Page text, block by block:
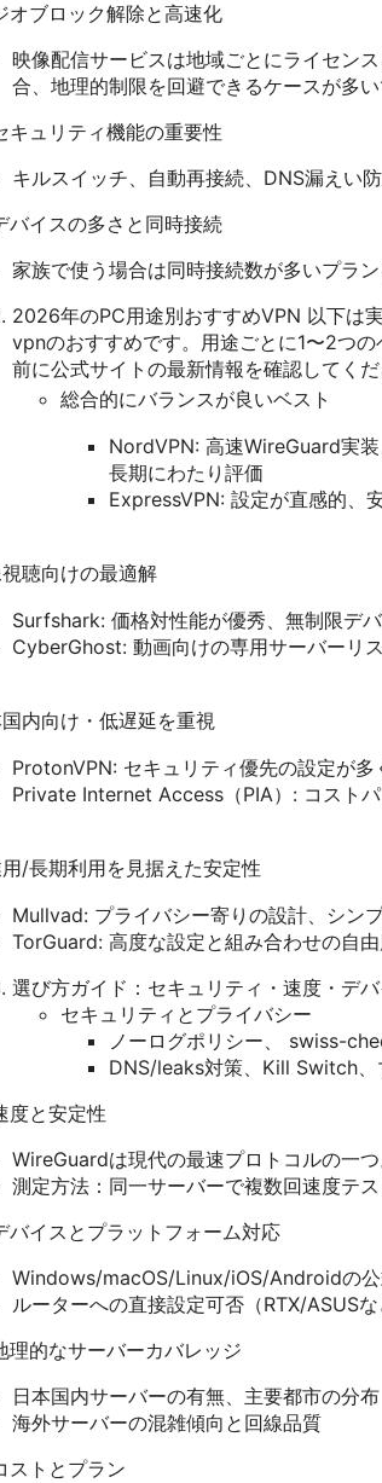
オブロック解除と高速化
映像配信サービスは地域ごとにライセン
合、地理的制限を回避できるケースが多
キュリティ機能の重要性
キルスイッチ、自動再接続、DNS漏えい
バイスの多さと同時接続
家族で使う場合は同時接続数が多いプラン
2026年のPC用途別おすすめVPN 以下は
vpnのおすすめです。用途ごとに1〜2つ
前に公式サイトの最新情報を確認してくだ
総合的にバランスが良いベスト
NordVPN: 高速WireGuard実
長期にわたり評価
ExpressVPN: 設定が直感的、
聴向けの最適解
Surfshark: 価格対性能が優秀、無制限デ
CyberGhost: 動画向けの専用サーバーリ
内向け・低遅延を重視
ProtonVPN: セキュリティ優先の設定が
Private Internet Access（PIA）: コスト
/長期利用を見据えた安定性
Mullvad: プライバシー寄りの設計、シン
TorGuard: 高度な設定と組み合わせの自
選び方ガイド：セキュリティ・速度・デ
セキュリティとプライバシー
ノーログポリシー、 swiss-
DNS/leaks対策、Kill Switch
度と安定性
WireGuardは現代の最速プロトコルの一
測定方法：同一サーバーで複数回速度テ
バイスとプラットフォーム対応
Windows/macOS/Linux/iOS/Androidの
ルーターへの直接設定可否（RTX/ASUS
理的なサーバーカバレッジ
日本国内サーバーの有無、主要都市の分布
海外サーバーの混雑傾向と回線品質
ストとプラン